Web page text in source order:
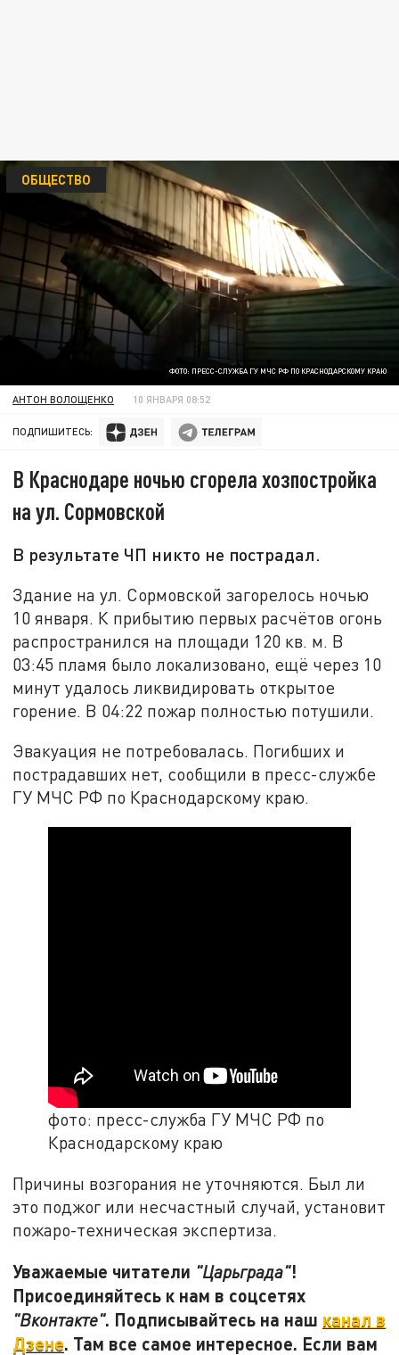
ФОТО: ПРЕСС-СЛУЖБА ГУ МЧС РФ ПО КРАСНОДАРСКОМУ КРАЮ
ОБЩЕСТВО
АНТОН ВОЛОЩЕНКО 10 ЯНВАРЯ 08:52
ПОДПИШИТЕСЬ:
В Краснодаре ночью сгорела хозпостройка
на ул. Сормовской
В результате ЧП никто не пострадал.
Здание на ул. Сормовской загорелось ночью
10 января. К прибытию первых расчётов огонь
распространился на площади 120 кв. м. В
03:45 пламя было локализовано, ещё через 10
минут удалось ликвидировать открытое
горение. В 04:22 пожар полностью потушили.
Эвакуация не потребовалась. Погибших и
пострадавших нет, сообщили в пресс-службе
ГУ МЧС РФ по Краснодарскому краю.
фото: пресс-служба ГУ МЧС РФ по
Краснодарскому краю
Причины возгорания не уточняются. Был ли
это поджог или несчастный случай, установит
пожаро-техническая экспертиза.
Уважаемые читатели "Царьграда"!
Присоединяйтесь к нам в соцсетях
"Вконтакте". Подписывайтесь на наш канал в
Дзене. Там все самое интересное. Если вам